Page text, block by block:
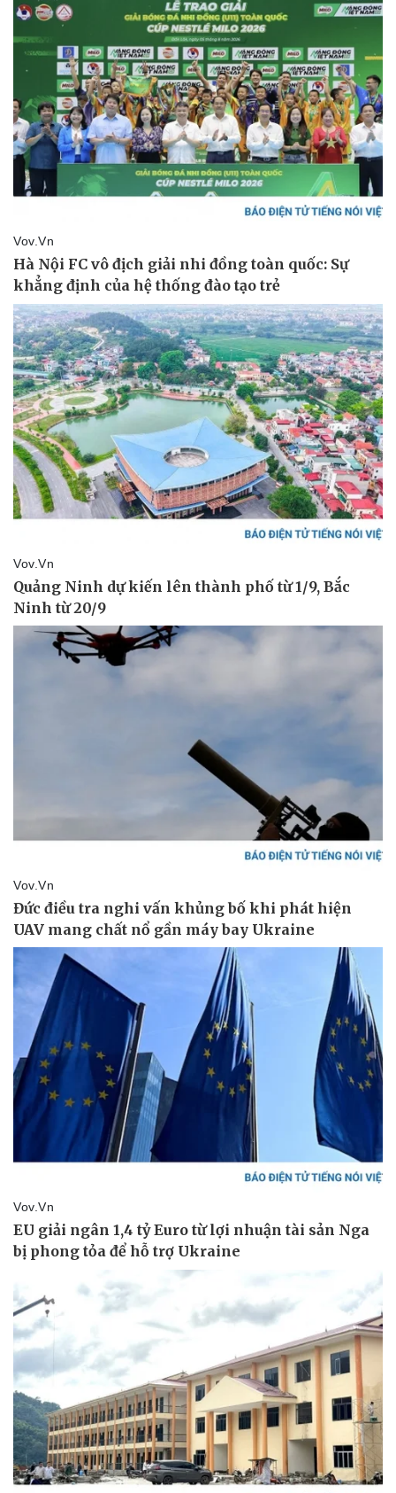
Quân sự - Quốc phòng
Vũ khí
Việt Nam
Phân tích